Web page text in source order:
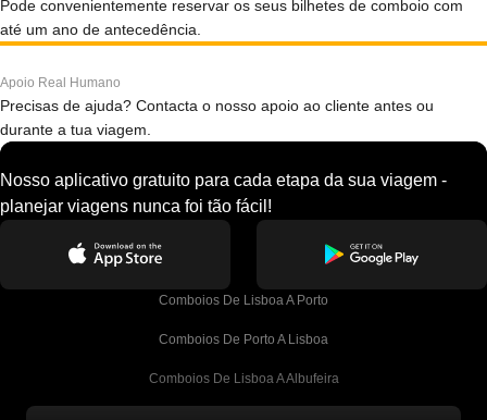
Pode convenientemente reservar os seus bilhetes de comboio com
até um ano de antecedência.
Apoio Real Humano
Precisas de ajuda? Contacta o nosso apoio ao cliente antes ou
durante a tua viagem.
Nosso aplicativo gratuito para cada etapa da sua viagem -
planejar viagens nunca foi tão fácil!
Comboios De Lisboa A Porto
Comboios De Porto A Lisboa
Comboios De Lisboa A Albufeira